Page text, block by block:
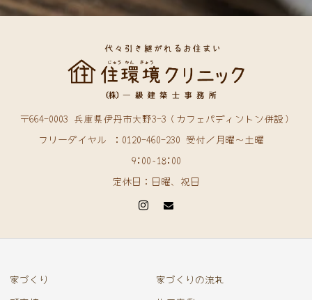
〒664-0003 兵庫県伊丹市大野3-3（カフェパディントン併設）
フリーダイヤル ：0120-460-230 受付／月曜〜土曜
9:00~18:00
定休日：日曜、祝日
家づくり
家づくりの流れ